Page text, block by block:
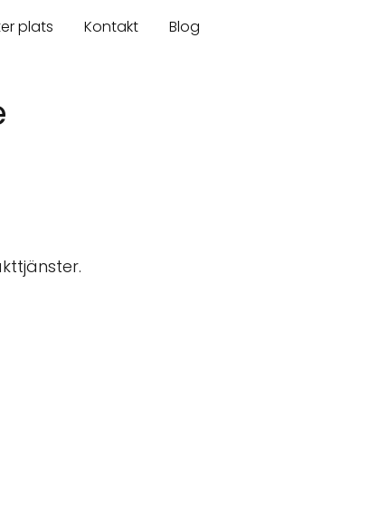
plats Kontakt Blog